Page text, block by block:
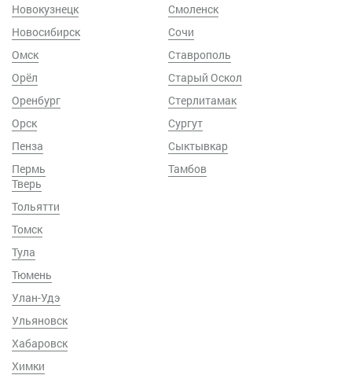
Новокузнецк
Новосибирск
Омск
Орёл
Оренбург
Орск
Пенза
Пермь
Смоленск
Сочи
Ставрополь
Старый Оскол
Стерлитамак
Сургут
Сыктывкар
Тамбов
Тверь
Тольятти
Томск
Тула
Тюмень
Улан-Удэ
Ульяновск
Хабаровск
Химки